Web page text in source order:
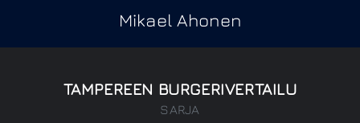
Mikael Ahonen
TAMPEREEN BURGERIVERTAILU
SARJA